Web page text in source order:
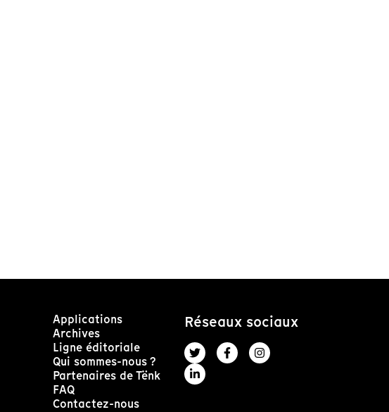
Applications
Archives
Ligne éditoriale
Qui sommes-nous ?
Partenaires de Tënk
FAQ
Contactez-nous
Réseaux sociaux